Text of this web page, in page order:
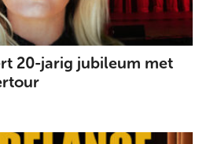
20-jarig jubileum met